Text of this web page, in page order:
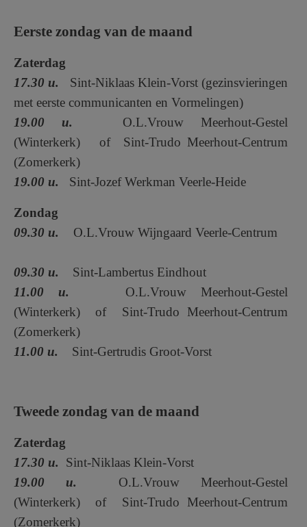
Eerste zondag van de maand
Zaterdag
17.30 u.
Sint-Niklaas Klein-Vorst (gezinsvieringen
met eerste communicanten en Vormelingen)
19.00 u. O.L.Vrouw Meerhout-Gestel
(Winterkerk) of Sint-Trudo Meerhout-Centrum
(Zomerkerk)
19.00 u.
Sint-Jozef Werkman Veerle-Heide
Zondag
09.30 u.
O.L.Vrouw Wijngaard Veerle-Centrum
09.30 u.
Sint-Lambertus Eindhout
11.00 u.
O.L.Vrouw Meerhout-Gestel
(Winterkerk) of Sint-Trudo Meerhout-Centrum
(Zomerkerk)
11.00 u.
Sint-Gertrudis Groot-Vorst
Tweede zondag van de maand
Zaterdag
17.30 u. Sint-Niklaas Klein-Vorst
19.00 u. O.L.Vrouw Meerhout-Gestel
(Winterkerk) of Sint-Trudo Meerhout-Centrum
(Zomerkerk)